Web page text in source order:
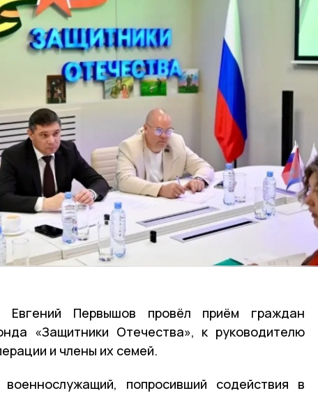
Евгений Первышов провёл приём граждан
«Защитники Отечества», к руководителю
и члены их семей.
попросивший содействия в